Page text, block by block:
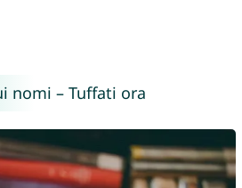
nomi – Tuffati ora